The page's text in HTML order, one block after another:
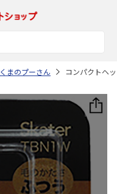
くまのプーさん コンパクトヘ